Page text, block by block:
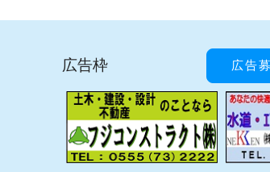
広告枠 広告